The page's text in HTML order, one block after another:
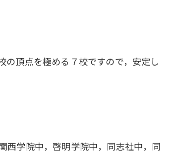
の頂点を極める７校ですので，安定し
西学院中，啓明学院中，同志社中，同